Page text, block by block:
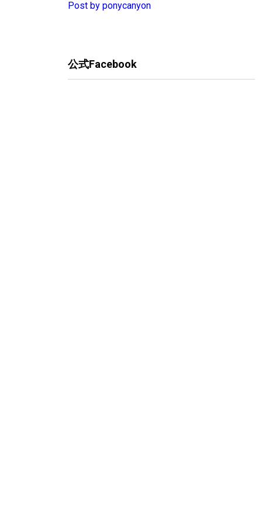
Post by ponycanyon
公式Facebook